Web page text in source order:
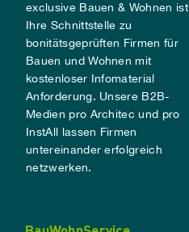
exclusive Bauen & Wohnen ist
Ihre Schnittstelle zu
bonitätsgeprüften Firmen für
Bauen und Wohnen mit
kostenloser Infomaterial
Anforderung. Unsere B2B-
Medien pro Architec und pro
InstAll lassen Firmen
untereinander erfolgreich
netzwerken.